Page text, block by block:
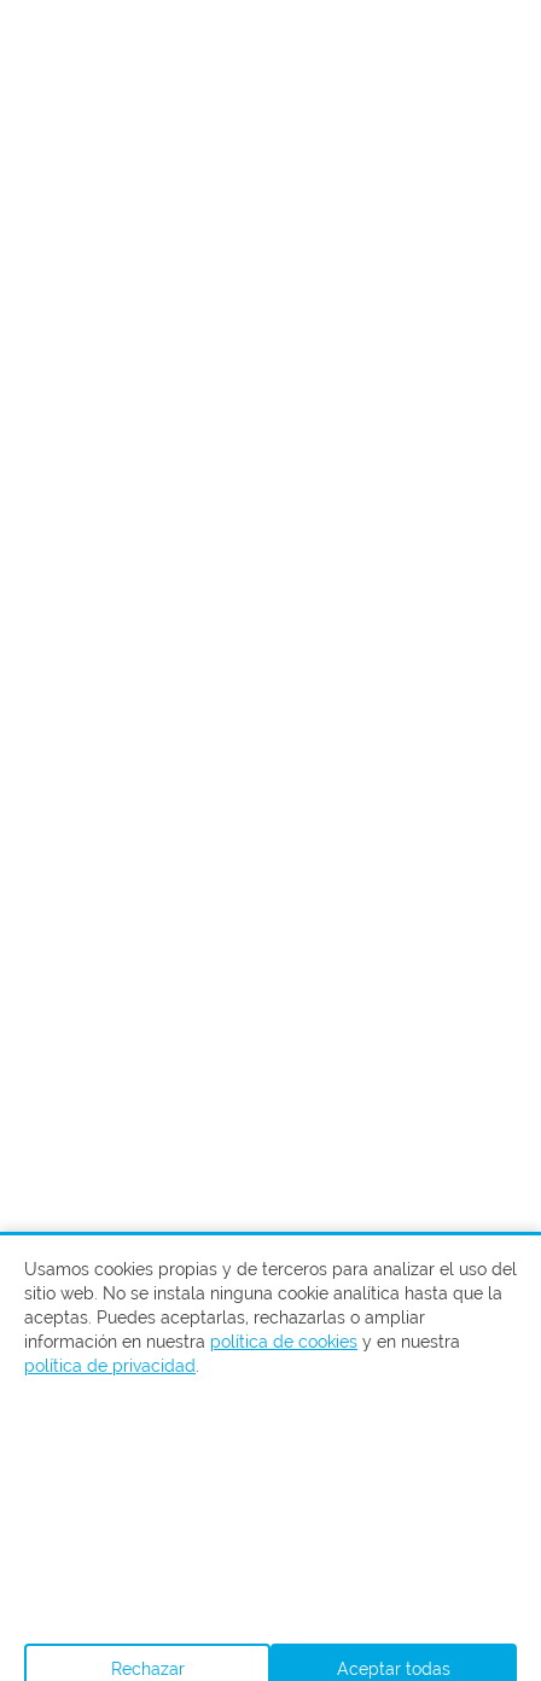
Usamos cookies propias y de terceros para analizar el uso del
sitio web. No se instala ninguna cookie analítica hasta que la
aceptas. Puedes aceptarlas, rechazarlas o ampliar
información en nuestra política de cookies y en nuestra
política de privacidad
Rechazar Aceptar todas